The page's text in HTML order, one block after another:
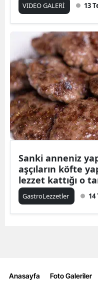
VIDEO GALERİ 13
Sanki anneniz
aşçıların köfte
lezzet kattığı o
GastroLezzetler 14
Anasayfa Foto Galeriler